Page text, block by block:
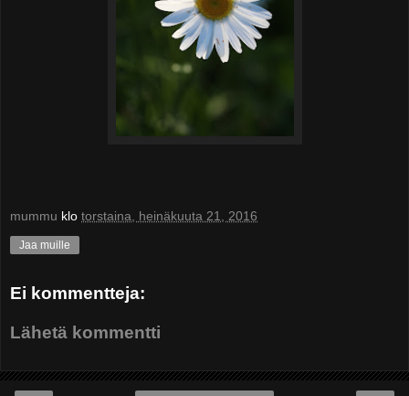
mummu klo torstaina, heinäkuuta 21, 2016
Jaa muille
Ei kommentteja:
Lähetä kommentti